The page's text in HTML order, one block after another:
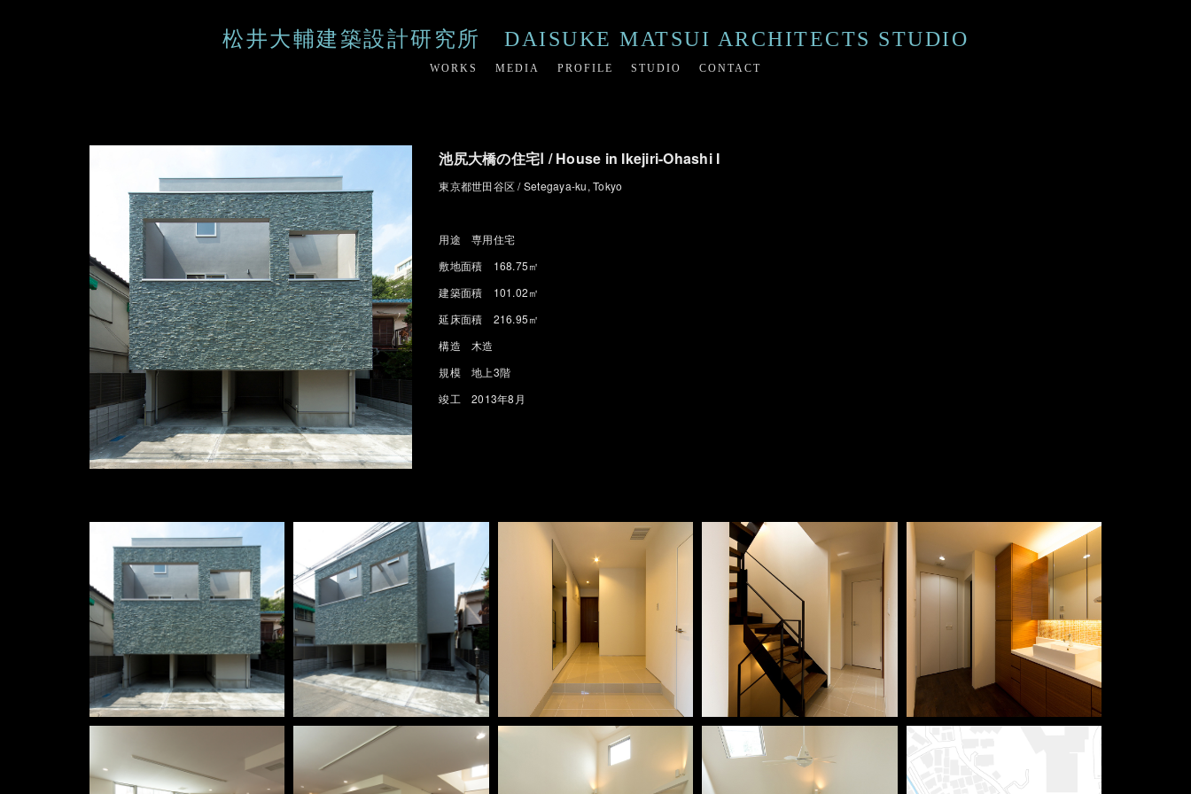
松井大輔建築設計研究所 DAISUKE MATSUI ARCHITECTS STUDIO
WORKS MEDIA PROFILE STUDIO CONTACT
池尻大橋の住宅Ⅰ / House in Ikejiri-Ohashi I
東京都世田谷区 / Setegaya-ku, Tokyo
用途 専用住宅
敷地面積 168.75㎡
建築面積 101.02㎡
延床面積 216.95㎡
構造 木造
規模 地上3階
竣工 2013年8月